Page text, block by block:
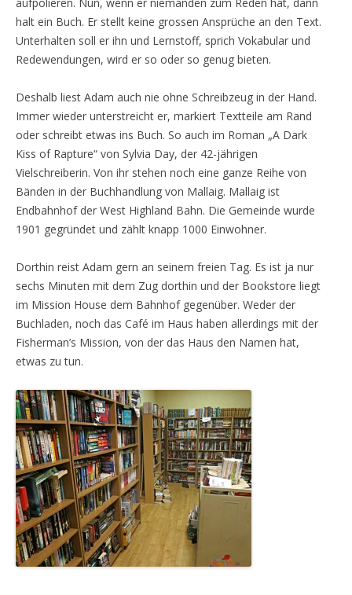
aufpolieren. Nun, wenn er niemanden zum Reden hat, dann
halt ein Buch. Er stellt keine grossen Ansprüche an den Text.
Unterhalten soll er ihn und Lernstoff, sprich Vokabular und
Redewendungen, wird er so oder so genug bieten.
Deshalb liest Adam auch nie ohne Schreibzeug in der Hand.
Immer wieder unterstreicht er, markiert Textteile am Rand
oder schreibt etwas ins Buch. So auch im Roman „A Dark
Kiss of Rapture“ von Sylvia Day, der 42-jährigen
Vielschreiberin. Von ihr stehen noch eine ganze Reihe von
Bänden in der Buchhandlung von Mallaig. Mallaig ist
Endbahnhof der West Highland Bahn. Die Gemeinde wurde
1901 gegründet und zählt knapp 1000 Einwohner.
Dorthin reist Adam gern an seinem freien Tag. Es ist ja nur
sechs Minuten mit dem Zug dorthin und der Bookstore liegt
im Mission House dem Bahnhof gegenüber. Weder der
Buchladen, noch das Café im Haus haben allerdings mit der
Fisherman’s Mission, von der das Haus den Namen hat,
etwas zu tun.